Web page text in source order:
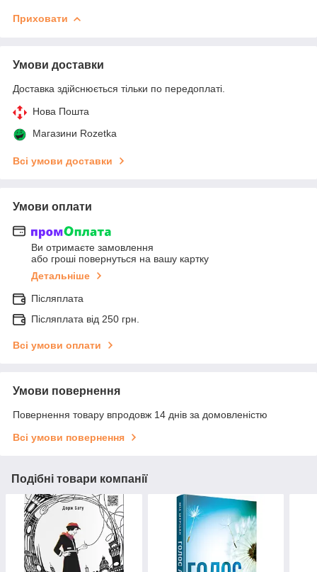
Приховати
Умови доставки
Доставка здійснюється тільки по передоплаті.
Нова Пошта
Магазини Rozetka
Всі умови доставки
Умови оплати
Ви отримаєте замовлення
або гроші повернуться на вашу картку
Детальніше
Післяплата
Післяплата від 250 грн.
Всі умови оплати
Умови повернення
Повернення товару впродовж 14 днів за домовленістю
Всі умови повернення
Подібні товари компанії